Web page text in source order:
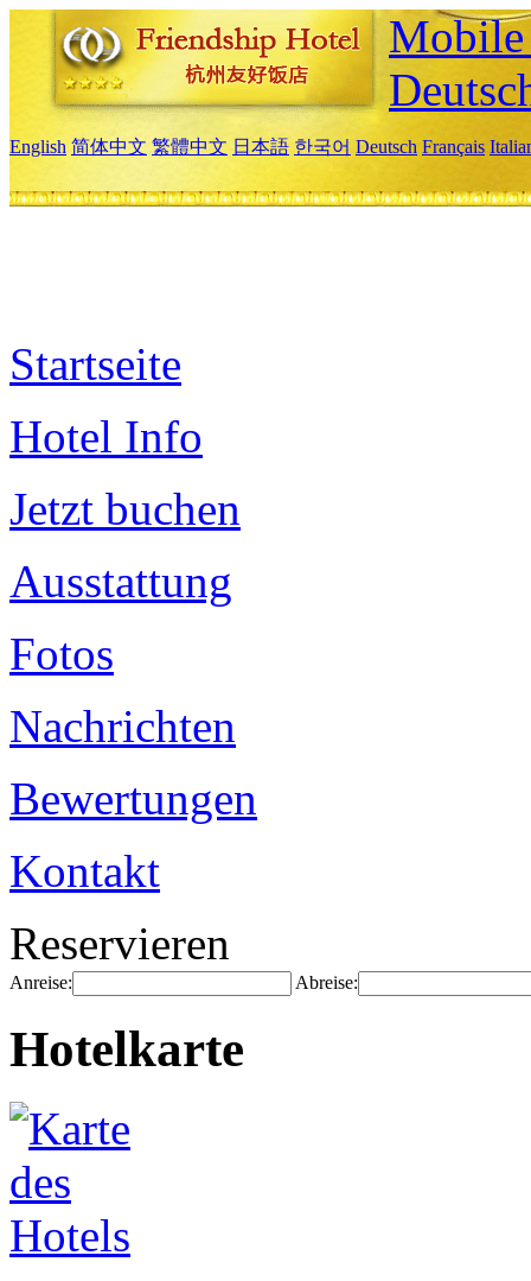
English 简体中文 繁體中文 日本語 한국어 Deutsch Français
Startseite
Hotel Info
Jetzt buchen
Ausstattung
Fotos
Nachrichten
Bewertungen
Kontakt
Reservieren
Anreise: Abreise:
Hotelkarte